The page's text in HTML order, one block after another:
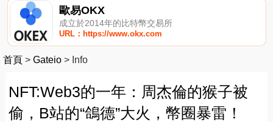
歐易OKX
成立於2014年的比特幣交易所
URL：https://www.okx.com
首頁 > Gateio > Info
NFT:Web3的一年：周杰倫的猴子被
偷，B站的“鴿德”大火，幣圈暴雷！